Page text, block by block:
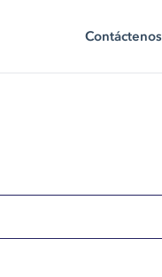
Contáctenos